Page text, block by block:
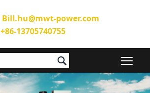
Bill.hu@mwt-power.com
+86-13705740755
